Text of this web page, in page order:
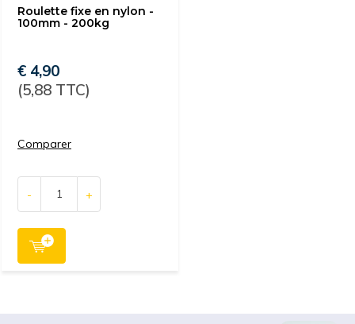
Roulette fixe en nylon -
100mm - 200kg
€ 4,90
(5,88 TTC)
Comparer
- +